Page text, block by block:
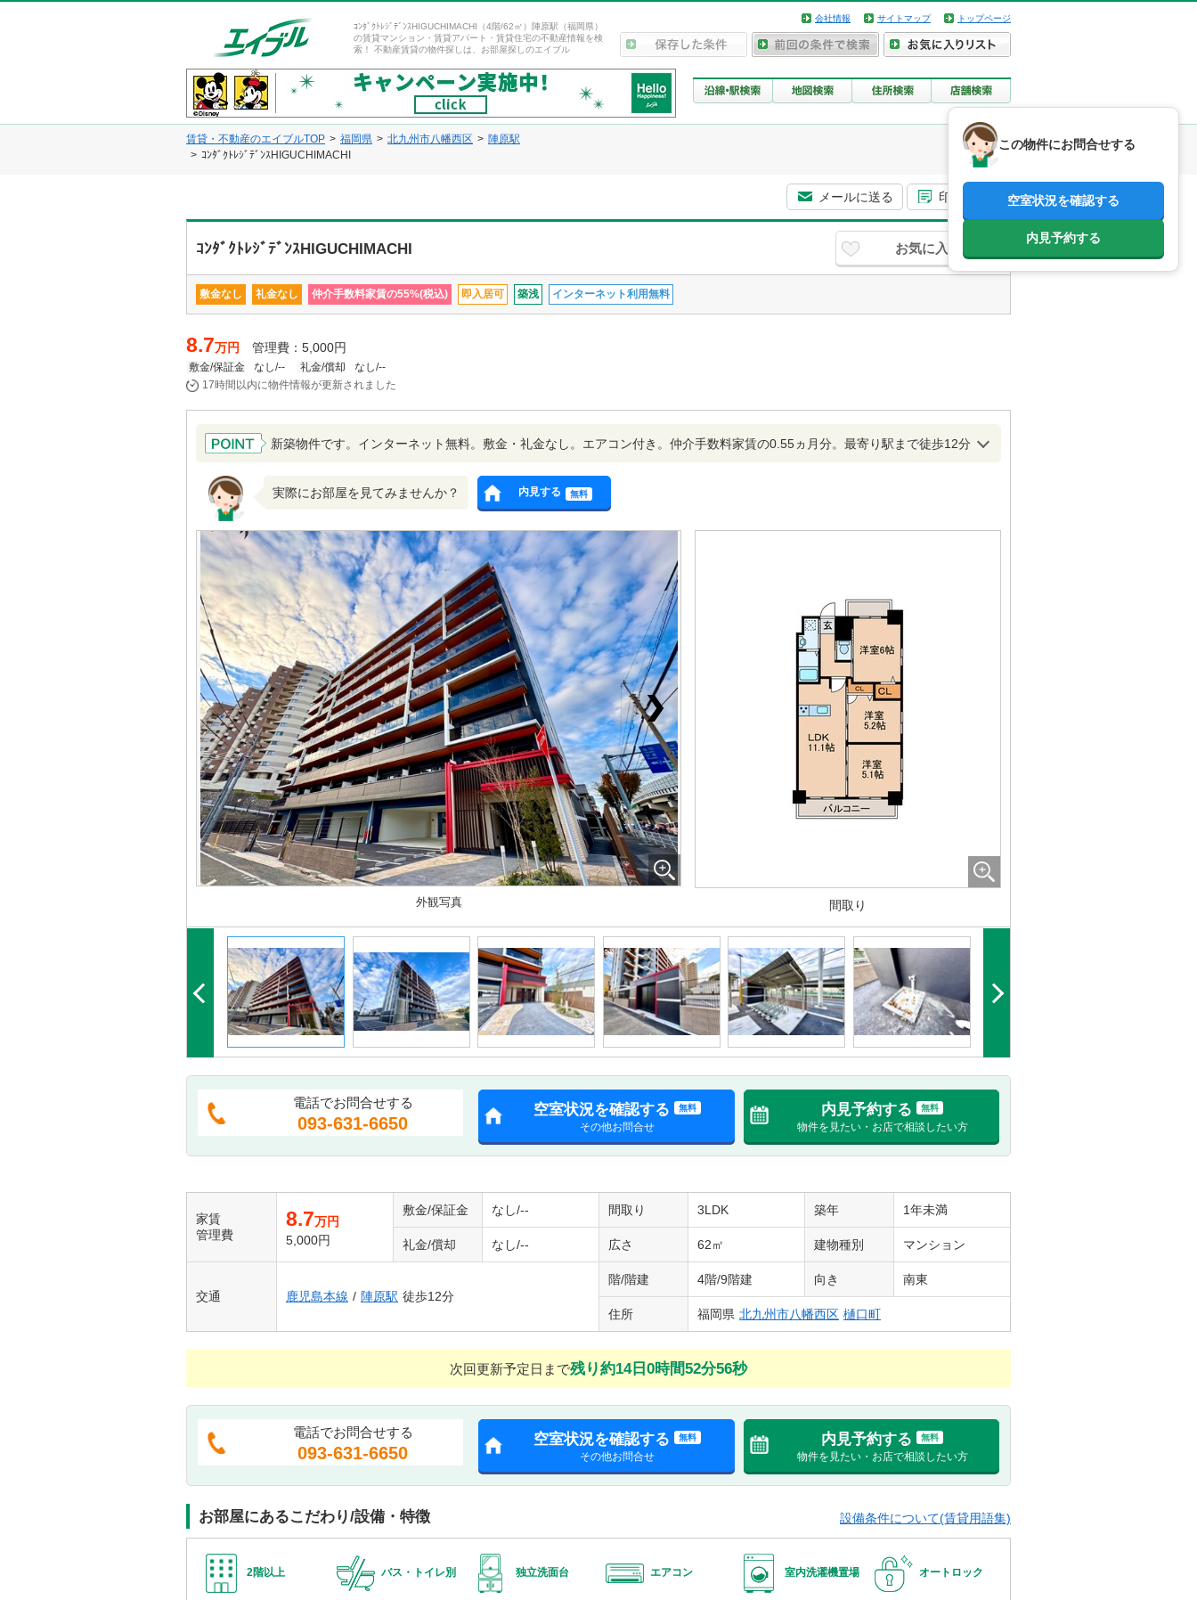
ｺﾝﾀﾞｸﾄﾚｼﾞﾃﾞﾝｽHIGUCHIMACHI（4階/62㎡）陣原駅（福岡県）
の賃貸マンション・賃貸アパート・賃貸住宅の不動産情報を検
索！ 不動産賃貸の物件探しは、お部屋探しのエイブル
会社情報 サイトマップ トップページ
賃貸・不動産のエイブルTOP 福岡県 北九州市八幡西区
陣原駅
ｺﾝﾀﾞｸﾄﾚｼﾞﾃﾞﾝｽHIGUCHIMACHI
メールに送る 印刷用画面
ｺﾝﾀﾞｸﾄﾚｼﾞﾃﾞﾝｽHIGUCHIMACHI お気に入り
敷金なし 礼金なし 仲介手数料家賃の55%(税込) 即入居可 築浅 インターネット利用無料
8.7万円 管理費：5,000円
敷金/保証金 なし/-- 礼金/償却
なし/--
17時間以内に物件情報が更新されました
新築物件です。インターネット無料。敷金・礼金なし。エアコン付き。仲介手数料家賃の0.55ヵ月分。最寄り駅まで徒歩12分
実際にお部屋を見てみませんか？ 内見する 無料
外観写真 間取り
電話でお問合せする
093-631-6650
空室状況を確認する 無料
その他お問合せ
内見予約する 無料
物件を見たい・お店で相談したい方
家賃
管理費
8.7万円
5,000円
敷金/保証金 なし/-- 間取り 3LDK 築年 1年未満
礼金/償却 なし/-- 広さ 62㎡ 建物種別 マンション
交通 鹿児島本線 / 陣原駅 徒歩12分
階/階建 4階/9階建 向き 南東
住所 福岡県 北九州市八幡西区 樋口町
次回更新予定日まで残り約14日0時間52分55秒
電話でお問合せする
093-631-6650
空室状況を確認する 無料
その他お問合せ
内見予約する 無料
物件を見たい・お店で相談したい方
お部屋にあるこだわり/設備・特徴 設備条件について(賃貸用語集)
2階以上 バス・トイレ別 独立洗面台 エアコン 室内洗濯機置場 オートロック
この物件にお問合せする
空室状況を確認する
内見予約する